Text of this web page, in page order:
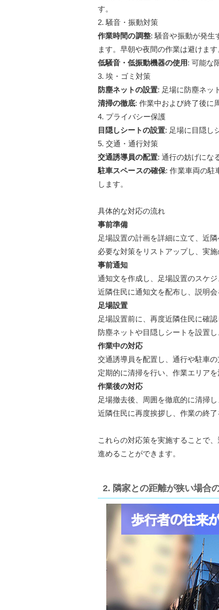
す。
2. 騒音・振動対策
作業時間の調整: 騒音や振動が発生
ます。早朝や夜間の作業は避けます
低騒音・低振動機器の使用: 可能な
3. 埃・ゴミ対策
防塵ネットの設置: 足場に防塵ネッ
清掃の徹底: 作業中および終了後に
4. プライバシー保護
目隠しシートの設置: 足場に目隠し
5. 交通・通行対策
交通誘導員の配置: 通行の妨げにな
駐車スペースの確保: 作業車両の駐
します。
具体的な対応の流れ
事前準備
足場設置の計画を詳細に立て、近隣
必要な対策をリストアップし、実施
事前通知
通知文を作成し、足場設置のスケ
近隣住民に通知文を配布し、説明会
足場設置
足場設置前に、再度近隣住民に確認
防塵ネットや目隠しシートを設置
作業中の対応
交通誘導員を配置し、通行や駐車の
定期的に清掃を行い、作業エリアを
作業後の対応
足場撤去後、周囲を徹底的に清掃し
近隣住民に再度挨拶し、作業の終了
これらの対応策を実施することで
進めることができます。
2. 隣家との距離が狭い場合